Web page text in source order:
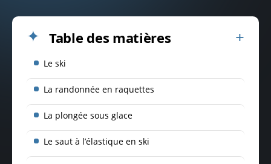
Table des matières
Le ski
La randonnée en raquettes
La plongée sous glace
Le saut à l’élastique en ski